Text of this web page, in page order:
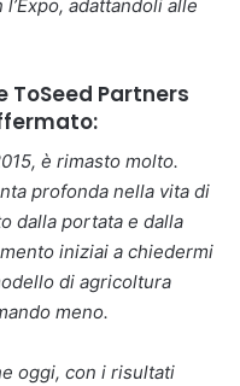
adattandoli alle
ToSeed Partners
è rimasto molto.
profonda nella vita di
dalla portata e dalla
iniziai a chiedermi
di agricoltura
meno.
oggi, con i risultati